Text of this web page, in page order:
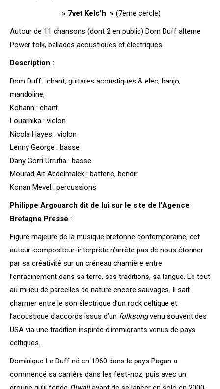
» 7vet Kelc’h » (7ème cercle)
Autour de 11 chansons (dont 2 en public) Dom Duff alterne
Power folk, ballades acoustiques et électriques.
Description :
Dom Duff : chant, guitares acoustiques & elec, banjo,
mandoline,
Kohann : chant
Louarnika : violon
Nicola Hayes : violon
Lenny George : basse
Dany Gorri Urrutia : basse
Mourad Ait Abdelmalek : batterie, bendir
Konan Mevel : percussions
Philippe Argouarch dit de lui sur le site de l’Agence
Bretagne Presse :
Figure majeure de la musique bretonne contemporaine, cet
auteur-compositeur-interprète n’arrête pas de nous étonner
par sa créativité sur un créneau charnière entre
l’enracinement dans sa terre, ses traditions, sa langue. Le tout
au milieu de parcelles de nature encore sauvages. Il sait
charmer entre le son électrique d’un rock celtique et
l’acoustique d’accords issus d’un folksongvenu souvent des
USA via une tradition inspirée d’immigrants venus de pays
celtiques.
Dominique Le Duff né en 1960 dans le pays Pagan a
commencé sa carrière dans les fest-noz, puis avec un